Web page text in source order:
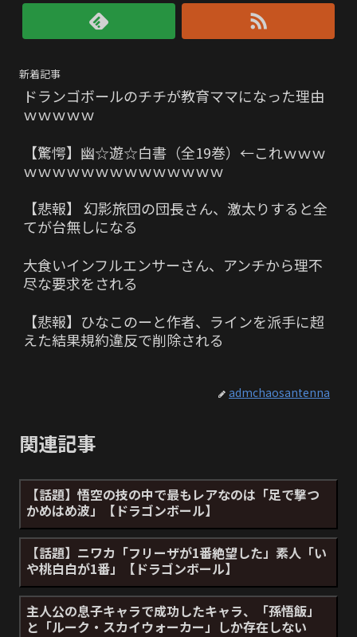
新着記事
ドランゴボールのチチが教育ママになった理由
ｗｗｗｗｗ
【驚愕】幽☆遊☆白書（全19巻）←これｗｗｗ
ｗｗｗｗｗｗｗｗｗｗｗｗｗｗ
【悲報】 幻影旅団の団長さん、激太りすると全
てが台無しになる
大食いインフルエンサーさん、アンチから理不
尽な要求をされる
【悲報】ひなこのーと作者、ラインを派手に超
えた結果規約違反で削除される
admchaosantenna
関連記事
【話題】悟空の技の中で最もレアなのは「足で撃つ
かめはめ波」【ドラゴンボール】
【話題】ニワカ「フリーザが1番絶望した」素人「い
や桃白白が1番」【ドラゴンボール】
主人公の息子キャラで成功したキャラ、「孫悟飯」
と「ルーク・スカイウォーカー」しか存在しない